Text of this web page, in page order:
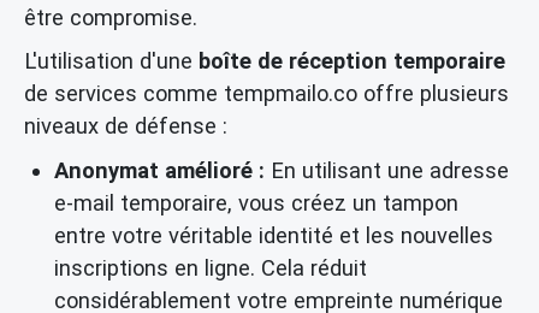
être compromise.
L'utilisation d'une boîte de réception temporaire
de services comme tempmailo.co offre plusieurs
niveaux de défense :
Anonymat amélioré : En utilisant une adresse
e-mail temporaire, vous créez un tampon
entre votre véritable identité et les nouvelles
inscriptions en ligne. Cela réduit
considérablement votre empreinte numérique